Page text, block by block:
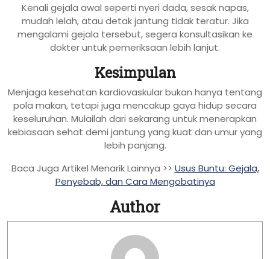
Kenali gejala awal seperti nyeri dada, sesak napas,
mudah lelah, atau detak jantung tidak teratur. Jika
mengalami gejala tersebut, segera konsultasikan ke
dokter untuk pemeriksaan lebih lanjut.
Kesimpulan
Menjaga kesehatan kardiovaskular bukan hanya tentang
pola makan, tetapi juga mencakup gaya hidup secara
keseluruhan. Mulailah dari sekarang untuk menerapkan
kebiasaan sehat demi jantung yang kuat dan umur yang
lebih panjang.
Baca Juga Artikel Menarik Lainnya >> Usus Buntu: Gejala,
Penyebab, dan Cara Mengobatinya
Author